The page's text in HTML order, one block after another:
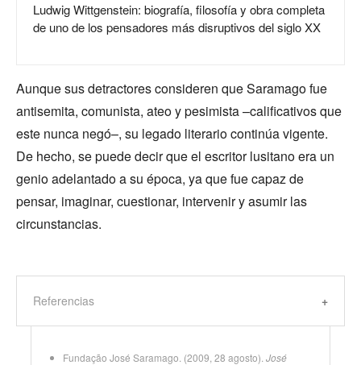
Ludwig Wittgenstein: biografía, filosofía y obra completa
de uno de los pensadores más disruptivos del siglo XX
Aunque sus detractores consideren que Saramago fue
antisemita, comunista, ateo y pesimista –calificativos que
este nunca negó–, su legado literario continúa vigente.
De hecho, se puede decir que el escritor lusitano era un
genio adelantado a su época, ya que fue capaz de
pensar, imaginar, cuestionar, intervenir y asumir las
circunstancias.
Referencias
Fundação José Saramago. (2009, 28 agosto). José